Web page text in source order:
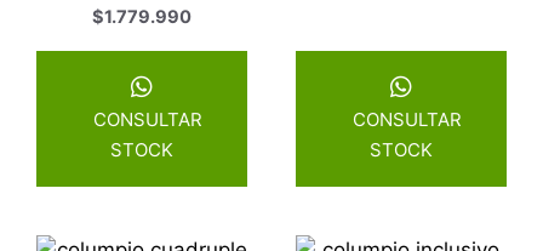
$1.779.990
CONSULTAR
STOCK
CONSULTAR
STOCK